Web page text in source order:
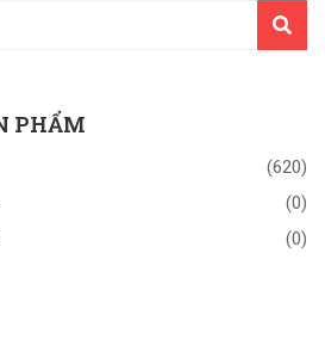
TÌM
PHẨM
(620)
(0)
(0)